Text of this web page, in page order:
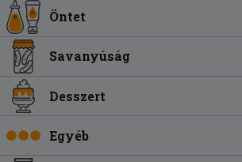
Öntet
Savanyúság
Desszert
Egyéb